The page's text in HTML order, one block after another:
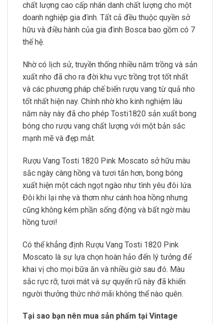
chất lượng cao cấp nhân danh chất lượng cho một
doanh nghiệp gia đình. Tất cả đều thuộc quyền sở
hữu và điều hành của gia đình Bosca bao gồm có 7
thế hệ.
Nhờ có lịch sử, truyền thống nhiều năm trồng và sản
xuất nho đã cho ra đời khu vực trồng trọt tốt nhất
và các phương pháp chế biến rượu vang từ quả nho
tốt nhất hiện nay. Chính nhờ kho kinh nghiệm lâu
năm này này đã cho phép Tosti1820 sản xuất bong
bóng cho rượu vang chất lượng với một bản sắc
mạnh mẽ và đẹp mắt.
Rượu Vang Tosti 1820 Pink Moscato sở hữu màu
sắc ngày càng hồng và tươi tắn hơn, bong bóng
xuất hiện một cách ngọt ngào như tình yêu đôi lứa.
Đôi khi lại nhẹ và thơm như cánh hoa hồng nhưng
cũng không kém phần sống động và bất ngờ màu
hồng tươi!
Có thể khẳng định Rượu Vang Tosti 1820 Pink
Moscato là sự lựa chọn hoàn hảo đến lý tưởng để
khai vị cho mọi bữa ăn và nhiều giờ sau đó. Màu
sắc rực rỡ, tươi mát và sự quyến rũ này đã khiến
người thưởng thức nhớ mãi không thể nào quên.
Tại sao bạn nên mua sản phẩm tại Vintage